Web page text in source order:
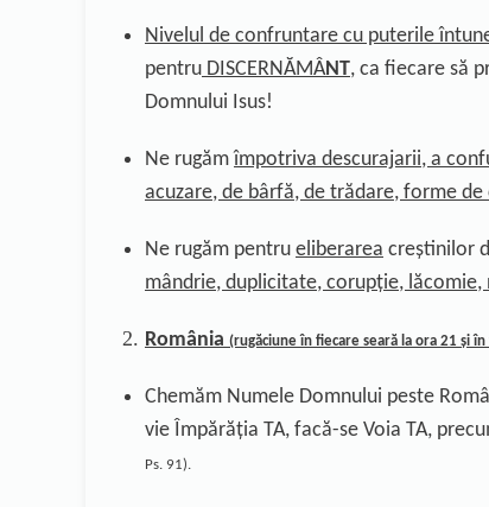
Nivelul de confruntare cu puterile
pentru DISCERNĂMÂNT, ca fiecare să
Domnului Isus!
Ne rugămîmpotriva descurajarii, a
acuzare, de bârfă, de trădare, forme
Ne rugăm pentru eliberarea creștinilor
mândrie, duplicitate, corupție, lăcomie,
România (rugăciune în fiecare seară la ora 21 și în
Chemăm Numele Domnului peste
vie Împărăția TA, facă-se Voia TA,
Ps. 91).